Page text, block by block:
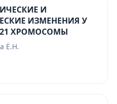
И
ИЗМЕНЕНИЯ У
ХРОМОСОМЫ
Ё.Н.